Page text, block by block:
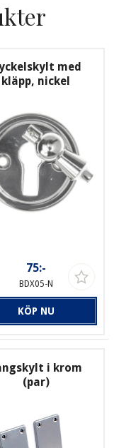
med
kläpp, nickel
75:-
BDX05-N
KÖP NU
i krom
(par)